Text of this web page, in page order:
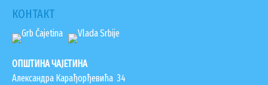
КОНТАКТ
ОПШТИНА ЧАЈЕТИНА
Александра Карађорђевића 34